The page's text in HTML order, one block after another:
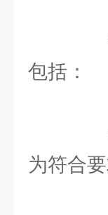
在
包括：
-
为符合